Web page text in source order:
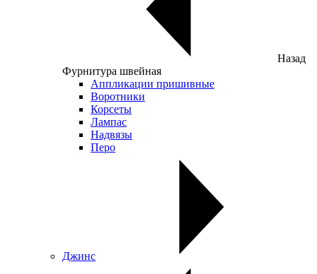
Назад
Фурнитура швейная
Аппликации пришивные
Воротники
Корсеты
Лампас
Надвязы
Перо
Джинс